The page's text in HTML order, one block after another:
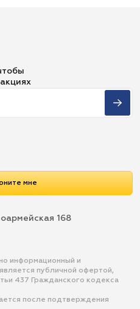
мне
168
информационный и
публичной офертой,
437 Гражданского кодекса
после подтверждения